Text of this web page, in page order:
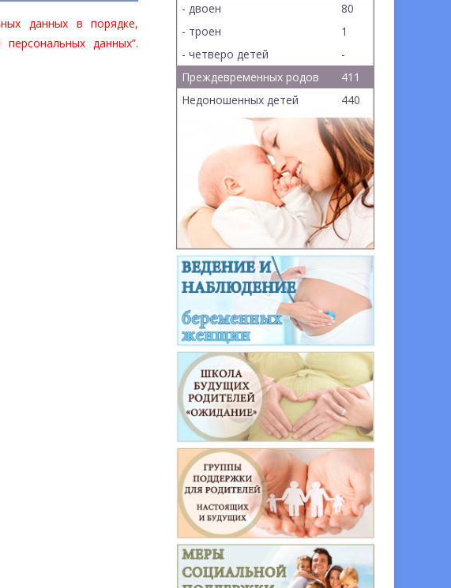
данных в порядке,
данных”.
- двоен
80
- троен
1
- четверо детей
-
Преждевременных родов
411
Недоношенных детей
440